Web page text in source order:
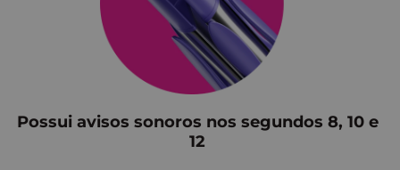
Possui avisos sonoros nos segundos 8, 10 e
12